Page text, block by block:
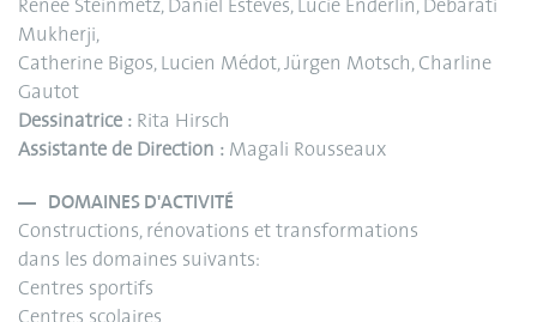
Renée Steinmetz, Daniel Esteves, Lucie Enderlin, Debarati
Mukherji,
Catherine Bigos, Lucien Médot, Jürgen Motsch, Charline
Gautot
Dessinatrice : Rita Hirsch
Assistante de Direction : Magali Rousseaux
DOMAINES D'ACTIVITÉ
Constructions, rénovations et transformations
dans les domaines suivants:
Centres sportifs